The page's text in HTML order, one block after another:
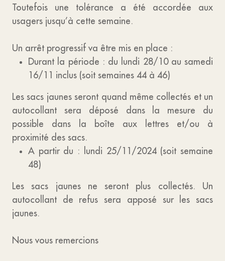
Toutefois une tolérance a été accordée aux
usagers jusqu’à cette semaine.
Un arrêt progressif va être mis en place :
Durant la période : du lundi 28/10 au samedi
16/11 inclus (soit semaines 44 à 46)
Les sacs jaunes seront quand même collectés et un
autocollant sera déposé dans la mesure du
possible dans la boîte aux lettres et/ou à
proximité des sacs.
A partir du : lundi 25/11/2024 (soit semaine
48)
Les sacs jaunes ne seront plus collectés. Un
autocollant de refus sera apposé sur les sacs
jaunes.
Nous vous remercions